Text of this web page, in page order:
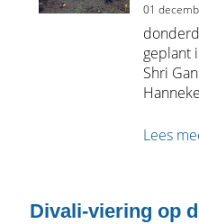
01
geplant
Shri
Lees
Divali-viering op